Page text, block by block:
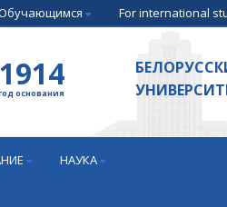
For international
1914
основания
НАУКА